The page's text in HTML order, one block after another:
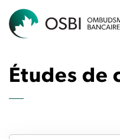
Études de